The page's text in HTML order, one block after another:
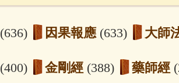
(636) 因果報應 (633) 大師
(400) 金剛經 (388) 藥師經